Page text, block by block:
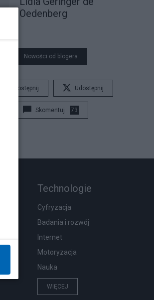
Oedenberg
Nowości od blogera
Udostępnij Udostępnij
Skomentuj 73
Technologie
Cyfryzacja
Badania i rozwój
Internet
Motoryzacja
Nauka
WIĘCEJ